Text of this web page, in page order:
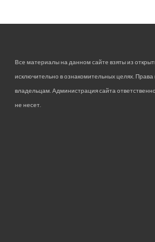
Все материалы на данном сайте взяты из
исключительно в ознакомительных целях.
владельцам. Администрация сайта
не несет.